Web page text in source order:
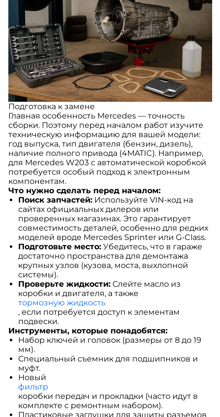
Подготовка к замене
Главная особенность Mercedes — точность
сборки. Поэтому перед началом работ изучите
техническую информацию для вашей модели:
год выпуска, тип двигателя (бензин, дизель),
наличие полного привода (4MATIC). Например,
для Mercedes W203 с автоматической коробкой
потребуется особый подход к электронным
компонентам.
Что нужно сделать перед началом:
Поиск запчастей:Используйте VIN-код на
сайтах официальных дилеров или
проверенных магазинах. Это гарантирует
совместимость деталей, особенно для редких
моделей вроде Mercedes Sprinter или G-Class.
Подготовьте место:Убедитесь, что в гараже
достаточно пространства для демонтажа
крупных узлов (кузова, моста, выхлопной
системы).
Проверьте жидкости:Слейте масло из
коробки и двигателя, а также
тормозную жидкость
, если потребуется доступ к элементам
подвески.
Инструменты, которые понадобятся:
Набор ключей и головок (размеры от 8 до 19
мм).
Специальный съемник для подшипников и
муфт.
Новый
фильтр
коробки передач и прокладки (часто идут в
комплекте с ремонтным набором).
Пластиковые заглушки для защиты разъемов